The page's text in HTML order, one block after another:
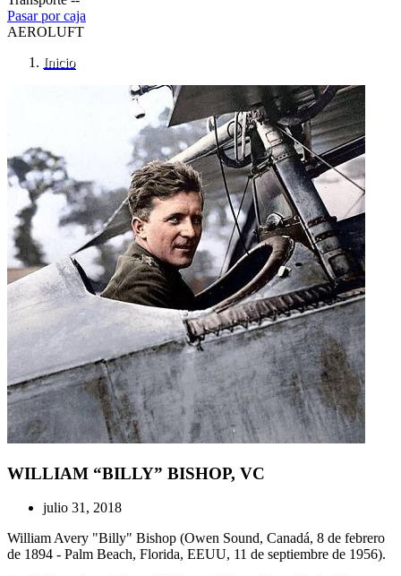
Pasar por caja
AEROLUFT
Inicio
WILLIAM “BILLY” BISHOP, VC
julio 31, 2018
William Avery "Billy" Bishop (Owen Sound, Canadá, 8 de febrero
de 1894 - Palm Beach, Florida, EEUU, 11 de septiembre de 1956).